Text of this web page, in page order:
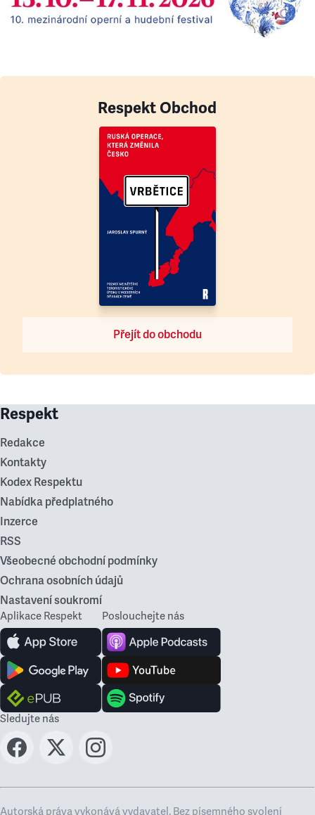
Respekt Obchod
Přejít do obchodu
Respekt
Redakce
Kontakty
Kodex Respektu
Nabídka předplatného
Inzerce
RSS
Všeobecné obchodní podmínky
Ochrana osobních údajů
Nastavení soukromí
Aplikace Respekt Poslouchejte nás
Sledujte nás
Autorská práva vykonává vydavatel. Bez písemného svolení